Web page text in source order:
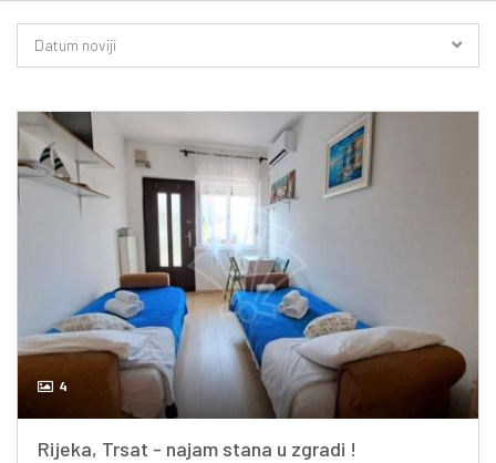
Datum noviji
4
Rijeka, Trsat - najam stana u zgradi !